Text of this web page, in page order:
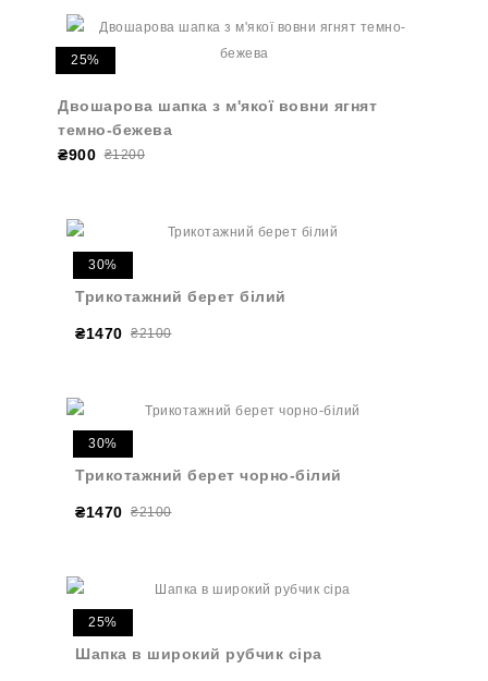
25%
Двошарова шапка з м'якої вовни ягнят
темно-бежева
₴900 ₴1200
30%
Трикотажний берет білий
₴1470 ₴2100
30%
Трикотажний берет чорно-білий
₴1470 ₴2100
25%
Шапка в широкий рубчик сіра